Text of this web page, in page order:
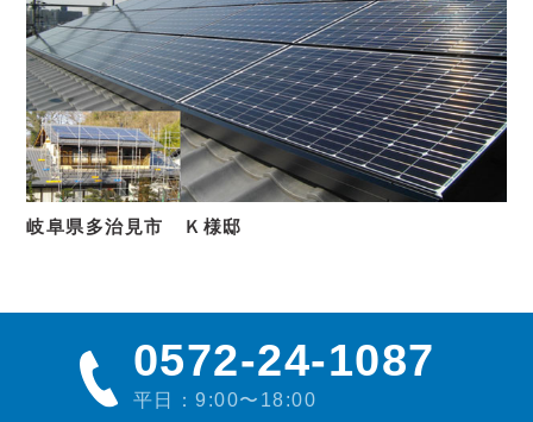
岐阜県多治見市 Ｋ様邸
0572-24-1087
平日：9:00〜18:00